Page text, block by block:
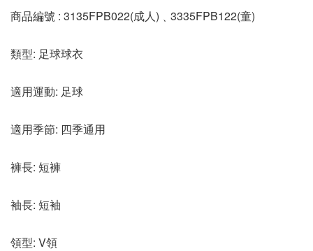
商品編號 : 3135FPB022(成人)﹑3335FPB122(童)
類型: 足球球衣
適用運動: 足球
適用季節: 四季通用
褲長: 短褲
袖長: 短袖
領型: V領